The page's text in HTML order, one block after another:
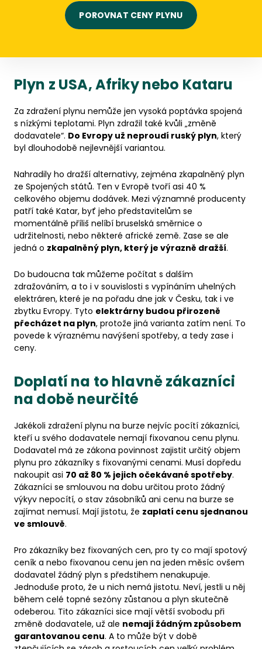
POROVNAT CENY PLYNU
Plyn z USA, Afriky nebo Kataru
Za zdražení plynu nemůže jen vysoká poptávka spojená
s nízkými teplotami. Plyn zdražil také kvůli „změně
dodavatele“. Do Evropy už neproudí ruský plyn, který
byl dlouhodobě nejlevnější variantou.
Nahradily ho dražší alternativy, zejména zkapalněný plyn
ze Spojených států. Ten v Evropě tvoří asi 40 %
celkového objemu dodávek. Mezi významné producenty
patří také Katar, byť jeho představitelům se
momentálně příliš nelíbí bruselská směrnice o
udržitelnosti, nebo některé africké země. Zase se ale
jedná o zkapalněný plyn, který je výrazně dražší.
Do budoucna tak můžeme počítat s dalším
zdražováním, a to i v souvislosti s vypínáním uhelných
elektráren, které je na pořadu dne jak v Česku, tak i ve
zbytku Evropy. Tyto elektrárny budou přirozeně
přecházet na plyn, protože jiná varianta zatím není. To
povede k výraznému navýšení spotřeby, a tedy zase i
ceny.
Doplatí na to hlavně zákazníci
na době neurčité
Jakékoli zdražení plynu na burze nejvíc pocítí zákazníci,
kteří u svého dodavatele nemají fixovanou cenu plynu.
Dodavatel má ze zákona povinnost zajistit určitý objem
plynu pro zákazníky s fixovanými cenami. Musí dopředu
nakoupit asi 70 až 80 % jejich očekávané spotřeby.
Zákazníci se smlouvou na dobu určitou proto žádný
výkyv nepocítí, o stav zásobníků ani cenu na burze se
zajímat nemusí. Mají jistotu, že zaplatí cenu sjednanou
ve smlouvě.
Pro zákazníky bez fixovaných cen, pro ty co mají spotový
ceník a nebo fixovanou cenu jen na jeden měsíc ovšem
dodavatel žádný plyn s předstihem nenakupuje.
Jednoduše proto, že u nich nemá jistotu. Neví, jestli u něj
během celé topné sezóny zůstanou a plyn skutečně
odeberou. Tito zákazníci sice mají větší svobodu při
změně dodavatele, už ale nemají žádným způsobem
garantovanou cenu. A to může být v době